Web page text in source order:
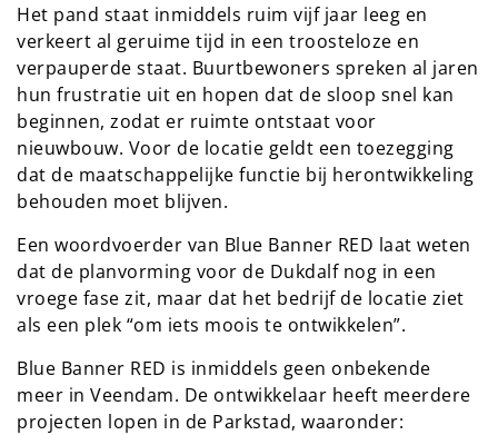
Het pand staat inmiddels ruim vijf jaar leeg en
verkeert al geruime tijd in een troosteloze en
verpauperde staat. Buurtbewoners spreken al jaren
hun frustratie uit en hopen dat de sloop snel kan
beginnen, zodat er ruimte ontstaat voor
nieuwbouw. Voor de locatie geldt een toezegging
dat de maatschappelijke functie bij herontwikkeling
behouden moet blijven.
Een woordvoerder van Blue Banner RED laat weten
dat de planvorming voor de Dukdalf nog in een
vroege fase zit, maar dat het bedrijf de locatie ziet
als een plek “om iets moois te ontwikkelen”.
Blue Banner RED is inmiddels geen onbekende
meer in Veendam. De ontwikkelaar heeft meerdere
projecten lopen in de Parkstad, waaronder: